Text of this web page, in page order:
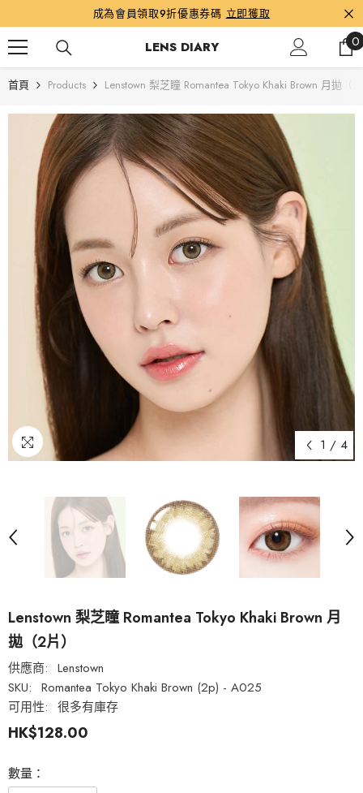
成為會員領取9折優惠券碼 立即獲取
LENS DIARY 00
首頁 Products Lenstown 梨芝瞳 Romantea Tokyo Khaki Brown 月拋（2
1 / 4
Lenstown 梨芝瞳 Romantea Tokyo Khaki Brown 月
拋（2片）
供應商: Lenstown
SKU: Romantea Tokyo Khaki Brown (2p) - A025
可用性: 很多有庫存
HK$128.00
數量：